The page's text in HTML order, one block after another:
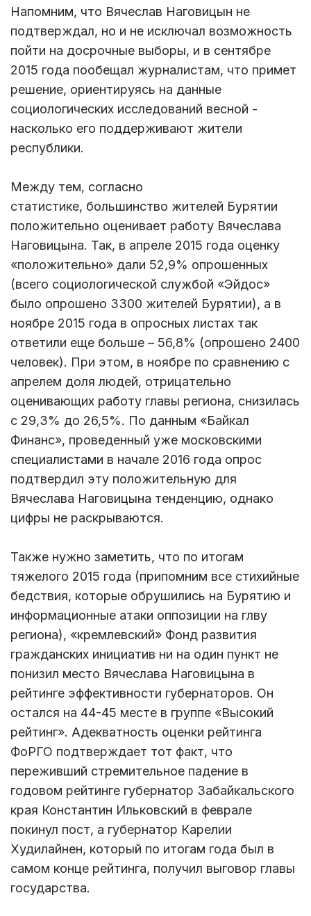
Напомним, что Вячеслав Наговицын не
подтверждал, но и не исключал возможность
пойти на досрочные выборы, и в сентябре
2015 года пообещал журналистам, что примет
решение, ориентируясь на данные
социологических исследований весной -
насколько его поддерживают жители
республики.
Между тем, согласно
статистике, большинство жителей Бурятии
положительно оценивает работу Вячеслава
Наговицына. Так, в апреле 2015 года оценку
«положительно» дали 52,9% опрошенных
(всего социологической службой «Эйдос»
было опрошено 3300 жителей Бурятии), а в
ноябре 2015 года в опросных листах так
ответили еще больше – 56,8% (опрошено 2400
человек). При этом, в ноябре по сравнению с
апрелем доля людей, отрицательно
оценивающих работу главы региона, снизилась
с 29,3% до 26,5%. По данным «Байкал
Финанс», проведенный уже московскими
специалистами в начале 2016 года опрос
подтвердил эту положительную для
Вячеслава Наговицына тенденцию, однако
цифры не раскрываются.
Также нужно заметить, что по итогам
тяжелого 2015 года (припомним все стихийные
бедствия, которые обрушились на Бурятию и
информационные атаки оппозиции на глву
региона), «кремлевский» Фонд развития
гражданских инициатив ни на один пункт не
понизил место Вячеслава Наговицына в
рейтинге эффективности губернаторов. Он
остался на 44-45 месте в группе «Высокий
рейтинг». Адекватность оценки рейтинга
ФоРГО подтверждает тот факт, что
переживший стремительное падение в
годовом рейтинге губернатор Забайкальского
края Константин Ильковский в феврале
покинул пост, а губернатор Карелии
Худилайнен, который по итогам года был в
самом конце рейтинга, получил выговор главы
государства.